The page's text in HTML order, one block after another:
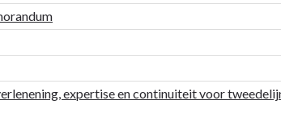
expertise en continuiteit voor